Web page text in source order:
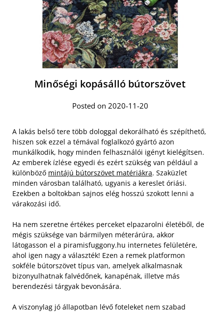
Minőségi kopásálló bútorszövet
Posted on 2020-11-20
A lakás belső tere több dologgal dekorálható és szépíthető,
hiszen sok ezzel a témával foglalkozó gyártó azon
munkálkodik, hogy minden felhasználói igényt kielégítsen.
Az emberek ízlése egyedi és ezért szükség van például a
különböző mintájú bútorszövet matériákra. Szaküzlet
minden városban található, ugyanis a kereslet óriási.
Ezekben a boltokban sajnos elég hosszú szokott lenni a
várakozási idő.
Ha nem szeretne értékes perceket elpazarolni életéből, de
mégis szüksége van bármilyen méterárúra, akkor
látogasson el a piramisfuggony.hu internetes felületére,
ahol igen nagy a választék! Ezen a remek platformon
sokféle bútorszövet típus van, amelyek alkalmasnak
bizonyulhatnak falvédőnek, kanapénak, illetve más
berendezési tárgyak bevonására.
A viszonylag jó állapotban lévő foteleket nem szabad